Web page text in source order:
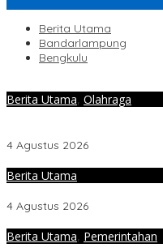
Berita Utama
Bandarlampung
Bengkulu
Berita Utama, Olahraga
4 Agustus 2026
Berita Utama
4 Agustus 2026
Berita Utama, Pemerintahan